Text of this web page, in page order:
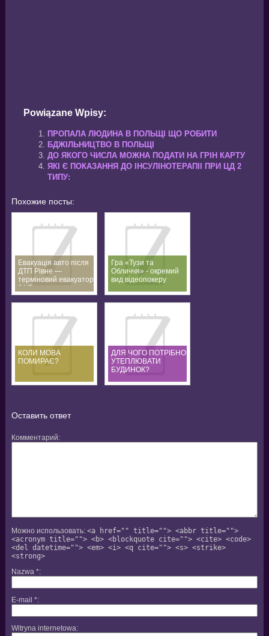
Powiązane Wpisy:
ПРОПАЛА ЛЮДИНА В ПОЛЬЩІ ЩО РОБИТИ
БДЖІЛЬНИЦТВО В ПОЛЬЩІ
ДО ЯКОГО ЧИСЛА МОЖНА ПОДАТИ НА ГРІН КАРТУ
ЯКІ Є ПОКАЗАННЯ ДО ІНСУЛІНОТЕРАПІІ ПРИ ЦД 2
ТИПУ:
Похожие посты:
Евакуація авто після
ДТП Рівне —
терміновий евакуатор
24/7
Гра «Тузи та
Обличчя» - окремий
вид відеопокеру
КОЛИ МОВА
ПОМИРАЄ?
ДЛЯ ЧОГО ПОТРІБНО
УТЕПЛЮВАТИ
БУДИНОК?
Оставить ответ
Комментарий
Можно использовать: <a href="" title=""> <abbr title="">
<acronym title=""> <b> <blockquote cite=""> <cite> <code>
<del datetime=""> <em> <i> <q cite=""> <s> <strike>
<strong>
Nazwa *
E-mail *
Witryna internetowa